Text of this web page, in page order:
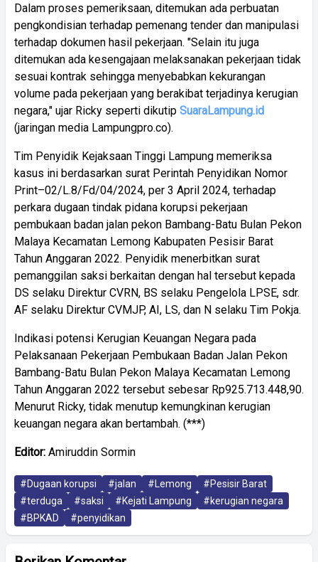
Dalam proses pemeriksaan, ditemukan ada perbuatan
pengkondisian terhadap pemenang tender dan manipulasi
terhadap dokumen hasil pekerjaan. "Selain itu juga
ditemukan ada kesengajaan melaksanakan pekerjaan tidak
sesuai kontrak sehingga menyebabkan kekurangan
volume pada pekerjaan yang berakibat terjadinya kerugian
negara," ujar Ricky seperti dikutip SuaraLampung.id
(jaringan media Lampungpro.co).
Tim Penyidik Kejaksaan Tinggi Lampung memeriksa
kasus ini berdasarkan surat Perintah Penyidikan Nomor
Print–02/L.8/Fd/04/2024, per 3 April 2024, terhadap
perkara dugaan tindak pidana korupsi pekerjaan
pembukaan badan jalan pekon Bambang-Batu Bulan Pekon
Malaya Kecamatan Lemong Kabupaten Pesisir Barat
Tahun Anggaran 2022. Penyidik menerbitkan surat
pemanggilan saksi berkaitan dengan hal tersebut kepada
DS selaku Direktur CVRN, BS selaku Pengelola LPSE, sdr.
AF selaku Direktur CVMJP, AI, LS, dan N selaku Tim Pokja.
Indikasi potensi Kerugian Keuangan Negara pada
Pelaksanaan Pekerjaan Pembukaan Badan Jalan Pekon
Bambang-Batu Bulan Pekon Malaya Kecamatan Lemong
Tahun Anggaran 2022 tersebut sebesar Rp925.713.448,90.
Menurut Ricky, tidak menutup kemungkinan kerugian
keuangan negara akan bertambah. (***)
Editor: Amiruddin Sormin
#Dugaan korupsi #jalan #Lemong
#Pesisir Barat
#terduga
#saksi #Kejati Lampung
#kerugian negara
#BPKAD
#penyidikan